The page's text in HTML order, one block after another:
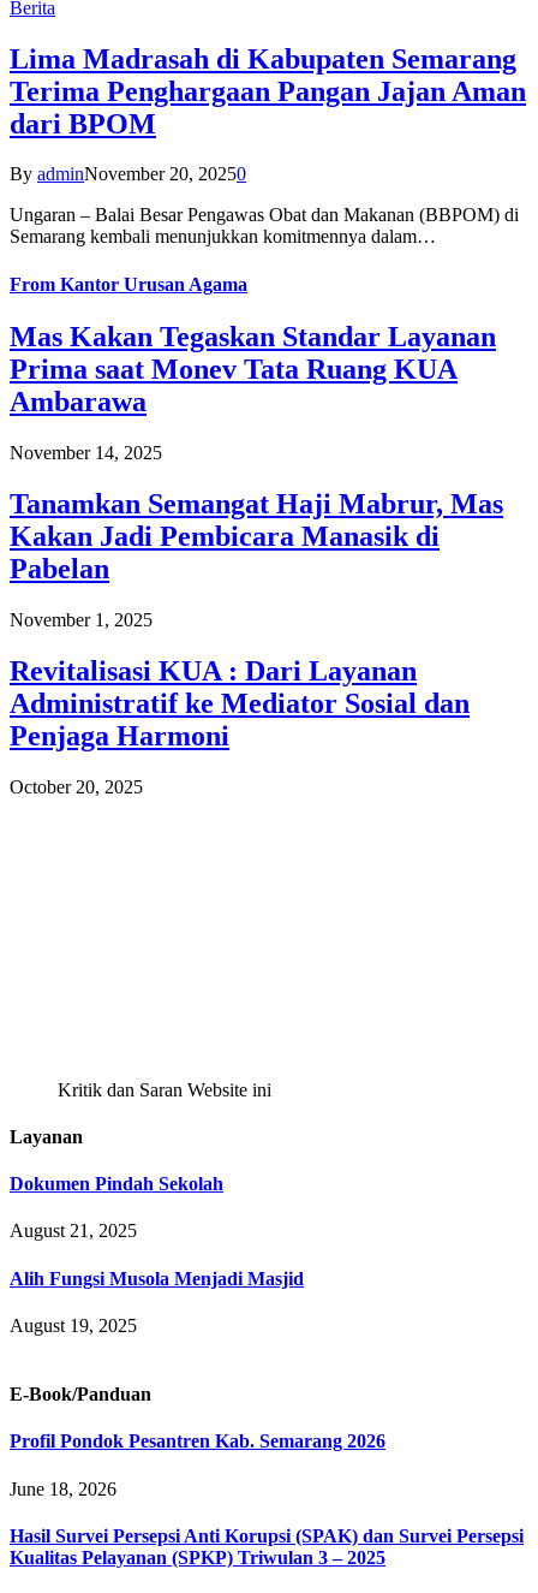
Berita
Lima Madrasah di Kabupaten Semarang
Terima Penghargaan Pangan Jajan Aman
dari BPOM
By adminNovember 20, 20250
Ungaran – Balai Besar Pengawas Obat dan Makanan (BBPOM) di
Semarang kembali menunjukkan komitmennya dalam…
From Kantor Urusan Agama
Mas Kakan Tegaskan Standar Layanan
Prima saat Monev Tata Ruang KUA
Ambarawa
November 14, 2025
Tanamkan Semangat Haji Mabrur, Mas
Kakan Jadi Pembicara Manasik di
Pabelan
November 1, 2025
Revitalisasi KUA : Dari Layanan
Administratif ke Mediator Sosial dan
Penjaga Harmoni
October 20, 2025
Kritik dan Saran Website ini
Layanan
Dokumen Pindah Sekolah
August 21, 2025
Alih Fungsi Musola Menjadi Masjid
August 19, 2025
E-Book/Panduan
Profil Pondok Pesantren Kab. Semarang 2026
June 18, 2026
Hasil Survei Persepsi Anti Korupsi (SPAK) dan Survei Persepsi
Kualitas Pelayanan (SPKP) Triwulan 3 – 2025